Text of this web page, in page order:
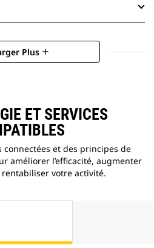
Plus add
ET SERVICES
et des principes de
améliorer l’efficacité, augmenter
votre activité.